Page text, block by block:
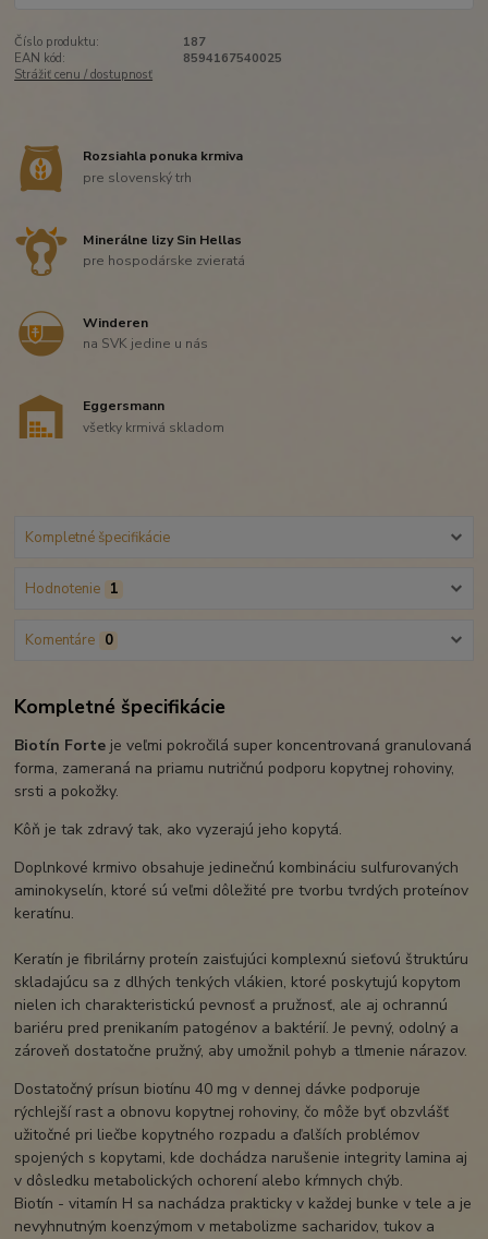
Číslo produktu:
187
EAN kód:
8594167540025
Strážiť cenu / dostupnosť
Rozsiahla ponuka krmiva
pre slovenský trh
Minerálne lizy Sin Hellas
pre hospodárske zvieratá
Winderen
na SVK jedine u nás
Eggersmann
všetky krmivá skladom
Kompletné špecifikácie
Hodnotenie 1
Komentáre 0
Kompletné špecifikácie
Biotín Forte je veľmi pokročilá super koncentrovaná granulovaná
forma, zameraná na priamu nutričnú podporu kopytnej rohoviny,
srsti a pokožky.
Kôň je tak zdravý tak, ako vyzerajú jeho kopytá.
Doplnkové krmivo obsahuje jedinečnú kombináciu sulfurovaných
aminokyselín, ktoré sú veľmi dôležité pre tvorbu tvrdých proteínov
keratínu.
Keratín je fibrilárny proteín zaisťujúci komplexnú sieťovú štruktúru
skladajúcu sa z dlhých tenkých vlákien, ktoré poskytujú kopytom
nielen ich charakteristickú pevnosť a pružnosť, ale aj ochrannú
bariéru pred prenikaním patogénov a baktérií. Je pevný, odolný a
zároveň dostatočne pružný, aby umožnil pohyb a tlmenie nárazov.
Dostatočný prísun biotínu 40 mg v dennej dávke podporuje
rýchlejší rast a obnovu kopytnej rohoviny, čo môže byť obzvlášť
užitočné pri liečbe kopytného rozpadu a ďalších problémov
spojených s kopytami, kde dochádza narušenie integrity lamina aj
v dôsledku metabolických ochorení alebo kŕmnych chýb.
Biotín - vitamín H sa nachádza prakticky v každej bunke v tele a je
nevyhnutným koenzýmom v metabolizme sacharidov, tukov a